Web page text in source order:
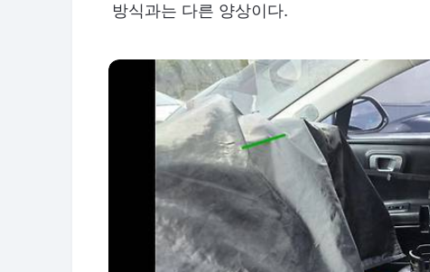
방식과는 다른 양상이다.